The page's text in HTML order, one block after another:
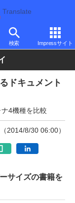
Translate
検索 Impressサイト
ドキュメント
4機種を比較
（2014/8/30 06:00）
サイズの書籍を